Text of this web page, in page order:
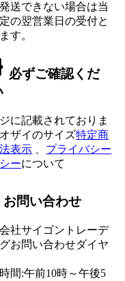
送できない場合は当
の翌営業日の受付と
す。
必ずご確認くだ
に記載されておりま
ザイのサイズ特定商
表示
プライバシー
ーについて
お問い合わせ
社サイゴントレーデ
お問い合わせダイヤ
間:午前10時～午後5